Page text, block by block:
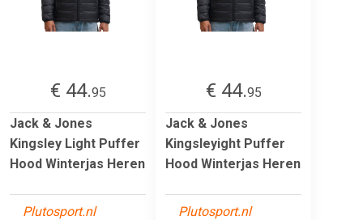
€ 44.95
Jack & Jones
Kingsley Light Puffer
Hood Winterjas Heren
Plutosport.nl
€ 44.95
Jack & Jones
Kingsleyight Puffer
Hood Winterjas Heren
Plutosport.nl